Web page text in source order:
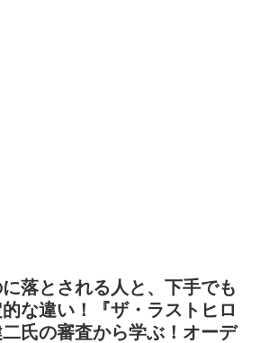
落とされる人と、下手でも
な違い！『ザ・ラストヒロ
氏の審査から学ぶ！オーデ